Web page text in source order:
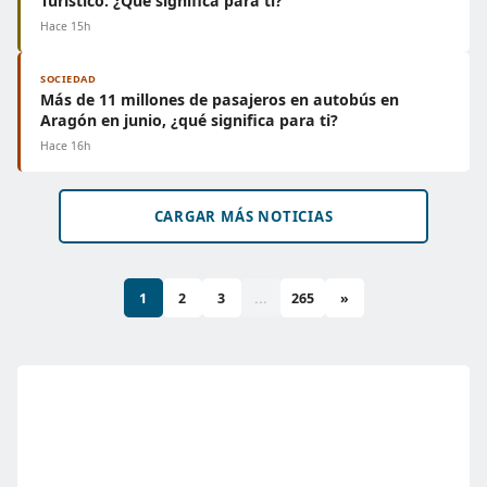
Hace 15h
SOCIEDAD
Más de 11 millones de pasajeros en autobús en
Aragón en junio, ¿qué significa para ti?
Hace 16h
CARGAR MÁS NOTICIAS
1 2 3 ... 265 »